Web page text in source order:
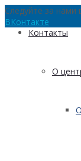
Контакты
О
Следуйте за нами
ВКонтакте